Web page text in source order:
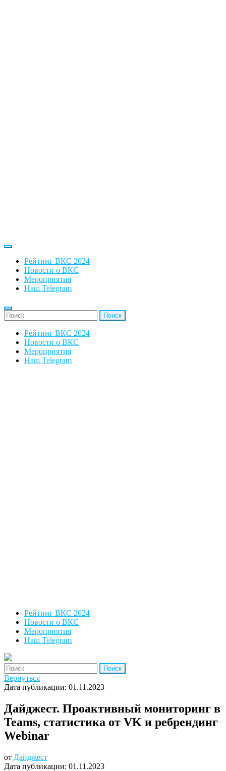
Рейтинг ВКС 2024
Новости о ВКС
Мероприятия
Наш Telegram
'Найти:
Рейтинг ВКС 2024
Новости о ВКС
Мероприятия
Наш Telegram
Рейтинг ВКС 2024
Новости о ВКС
Мероприятия
Наш Telegram
'Найти:
Вернуться
Дата публикации: 01.11.2023
Дайджест. Проактивный мониторинг в
Teams, статистика от VK и ребрендинг
Webinar
от Дайджест
Дата публикации: 01.11.2023